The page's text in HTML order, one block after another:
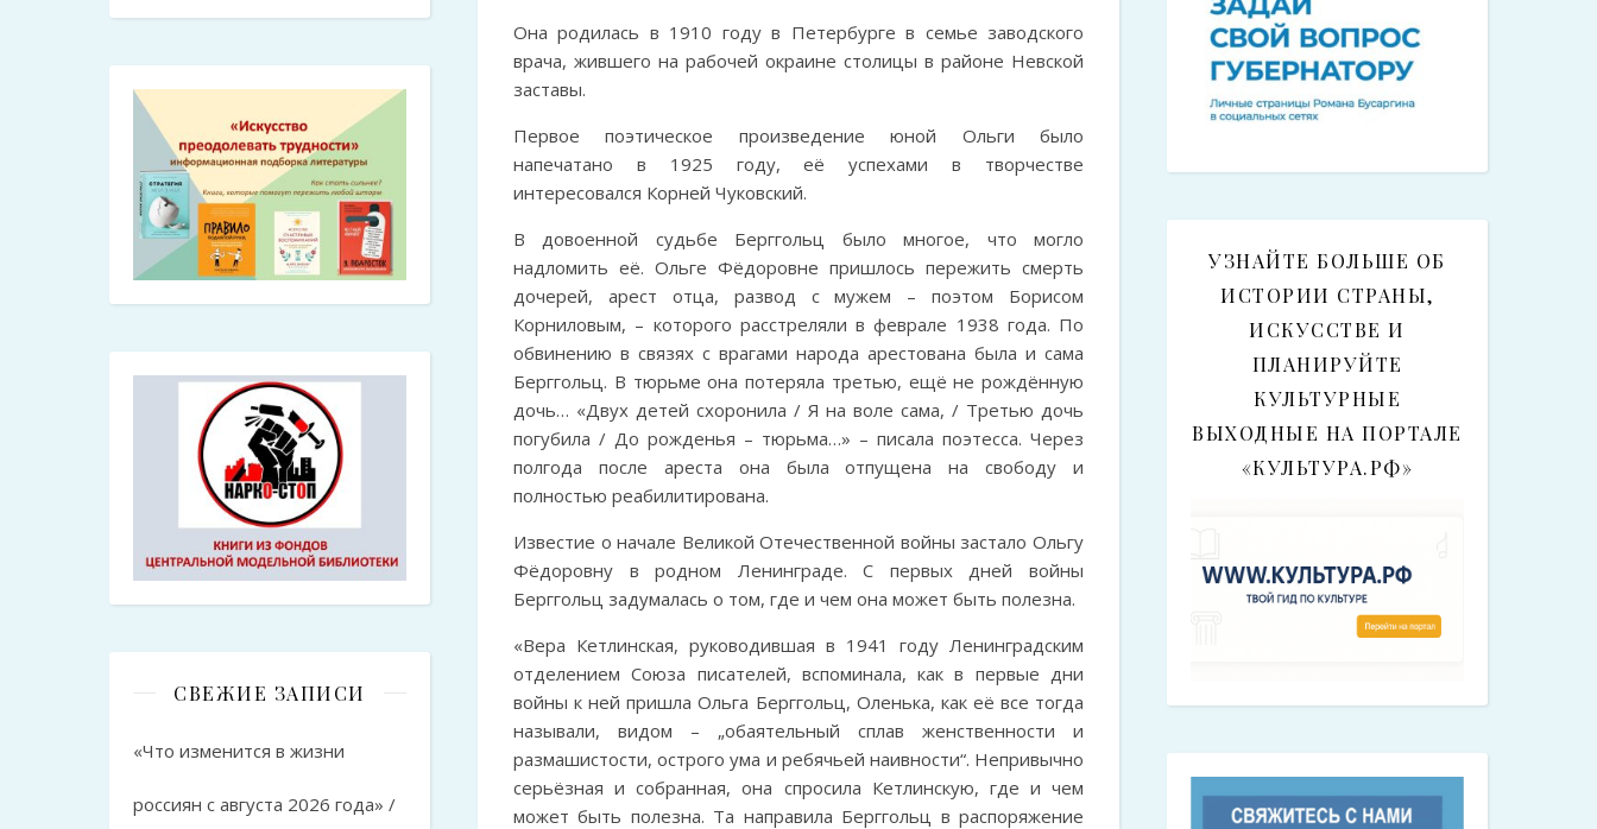
СВЕЖИЕ ЗАПИСИ
«Что изменится в жизни
россиян с августа 2026 года» /
Она родилась в 1910 году в Петербурге в семье заводского
врача, жившего на рабочей окраине столицы в районе Невской
заставы.
Первое поэтическое произведение юной Ольги было
напечатано в 1925 году, её успехами в творчестве
интересовался Корней Чуковский.
В довоенной судьбе Берггольц было многое, что могло
надломить её. Ольге Фёдоровне пришлось пережить смерть
дочерей, арест отца, развод с мужем – поэтом Борисом
Корниловым, – которого расстреляли в феврале 1938 года. По
обвинению в связях с врагами народа арестована была и сама
Берггольц. В тюрьме она потеряла третью, ещё не рождённую
дочь… «Двух детей схоронила / Я на воле сама, / Третью дочь
погубила / До рожденья – тюрьма…» – писала поэтесса. Через
полгода после ареста она была отпущена на свободу и
полностью реабилитирована.
Известие о начале Великой Отечественной войны застало Ольгу
Фёдоровну в родном Ленинграде. С первых дней войны
Берггольц задумалась о том, где и чем она может быть полезна.
«Вера Кетлинская, руководившая в 1941 году Ленинградским
отделением Союза писателей, вспоминала, как в первые дни
войны к ней пришла Ольга Берггольц, Оленька, как её все тогда
называли, видом – „обаятельный сплав женственности и
размашистости, острого ума и ребячьей наивности“. Непривычно
серьёзная и собранная, она спросила Кетлинскую, где и чем
может быть полезна. Та направила Берггольц в распоряжение
УЗНАЙТЕ БОЛЬШЕ ОБ
ИСТОРИИ СТРАНЫ,
ИСКУССТВЕ И
ПЛАНИРУЙТЕ
КУЛЬТУРНЫЕ
ВЫХОДНЫЕ НА ПОРТАЛЕ
«КУЛЬТУРА.РФ»